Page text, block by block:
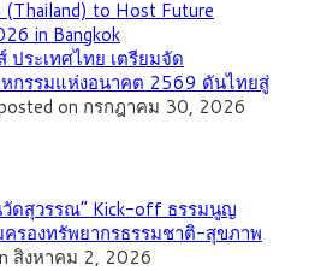
ประเทศไทย เตรียมจัด
กรรมแห่งอนาคต 2569 ดันไทยสู่
on กรกฎาคม 30, 2026
ดสุวรรณ” Kick-off ธรรมนูญ
รองทรัพยากรธรรมชาติ-สุขภาพ
สิงหาคม 2, 2026